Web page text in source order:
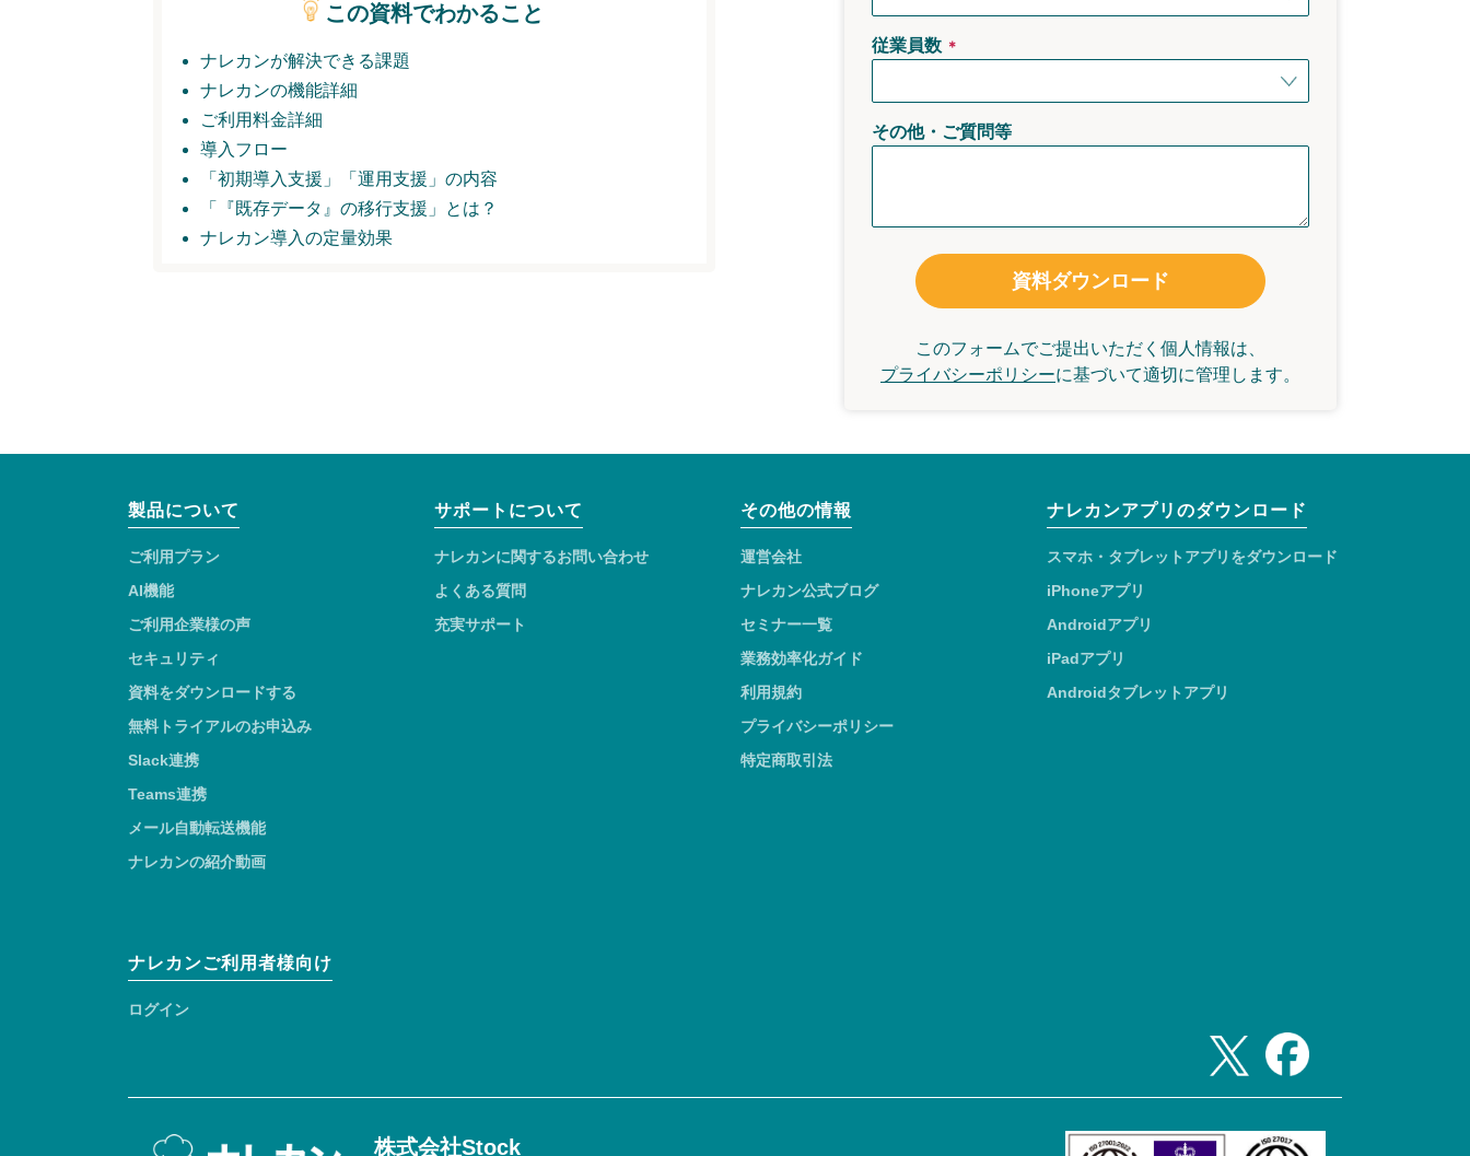
この資料でわかること
ナレカンが解決できる課題
ナレカンの機能詳細
ご利用料金詳細
導入フロー
「初期導入支援」
「運用支援」の内容
「『既存データ』の移行支援」とは？
ナレカン導入の定量効果
従業員数 ＊
その他・ご質問等
資料ダウンロード
このフォームでご提出いただく個人情報は、
プライバシーポリシーに基づいて適切に管理します。
製品について
ご利用プラン
AI機能
ご利用企業様の声
セキュリティ
資料をダウンロードする
無料トライアルのお申込み
Slack連携
Teams連携
メール自動転送機能
ナレカンの紹介動画
サポートについて
ナレカンに関するお問い合わせ
よくある質問
充実サポート
その他の情報
運営会社
ナレカン公式ブログ
セミナー一覧
業務効率化ガイド
利用規約
プライバシーポリシー
特定商取引法
ナレカンアプリのダウンロード
スマホ・タブレットアプリをダウンロード
iPhoneアプリ
Androidアプリ
iPadアプリ
Androidタブレットアプリ
ナレカンご利用者様向け
ログイン
株式会社Stock